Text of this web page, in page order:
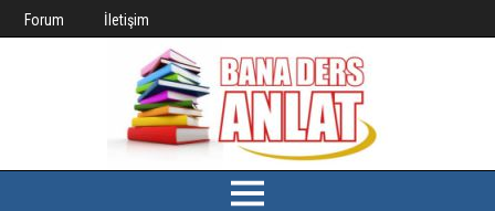
Forum İletişim